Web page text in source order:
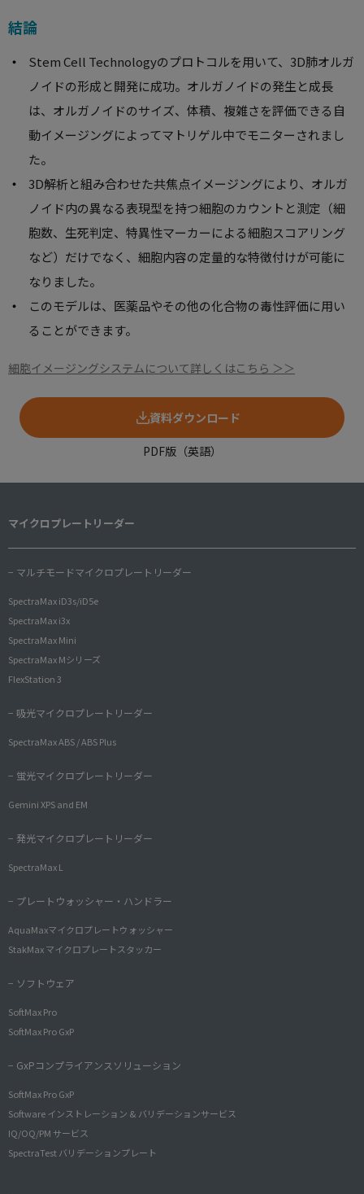
結論
Stem Cell Technologyのプロトコルを用いて、3D肺オルガ
ノイドの形成と開発に成功。オルガノイドの発生と成長
は、オルガノイドのサイズ、体積、複雑さを評価できる自
動イメージングによってマトリゲル中でモニターされまし
た。
3D解析と組み合わせた共焦点イメージングにより、オルガ
ノイド内の異なる表現型を持つ細胞のカウントと測定（細
胞数、生死判定、特異性マーカーによる細胞スコアリング
など）だけでなく、細胞内容の定量的な特徴付けが可能に
なりました。
このモデルは、医薬品やその他の化合物の毒性評価に用い
ることができます。
細胞イメージングシステムについて詳しくはこちら ＞＞
資料ダウンロード
PDF版（英語）
マイクロプレートリーダー
− マルチモードマイクロプレートリーダー
SpectraMax iD3s/iD5e
SpectraMax i3x
SpectraMax Mini
SpectraMax Mシリーズ
FlexStation 3
− 吸光マイクロプレートリーダー
SpectraMax ABS / ABS Plus
− 蛍光マイクロプレートリーダー
Gemini XPS and EM
− 発光マイクロプレートリーダー
SpectraMax L
− プレートウォッシャー・ハンドラー
AquaMaxマイクロプレートウォッシャー
StakMax マイクロプレートスタッカー
− ソフトウェア
SoftMax Pro
SoftMax Pro GxP
− GxPコンプライアンスソリューション
SoftMax Pro GxP
Software インストレーション & バリデーションサービス
IQ/OQ/PM サービス
SpectraTest バリデーションプレート